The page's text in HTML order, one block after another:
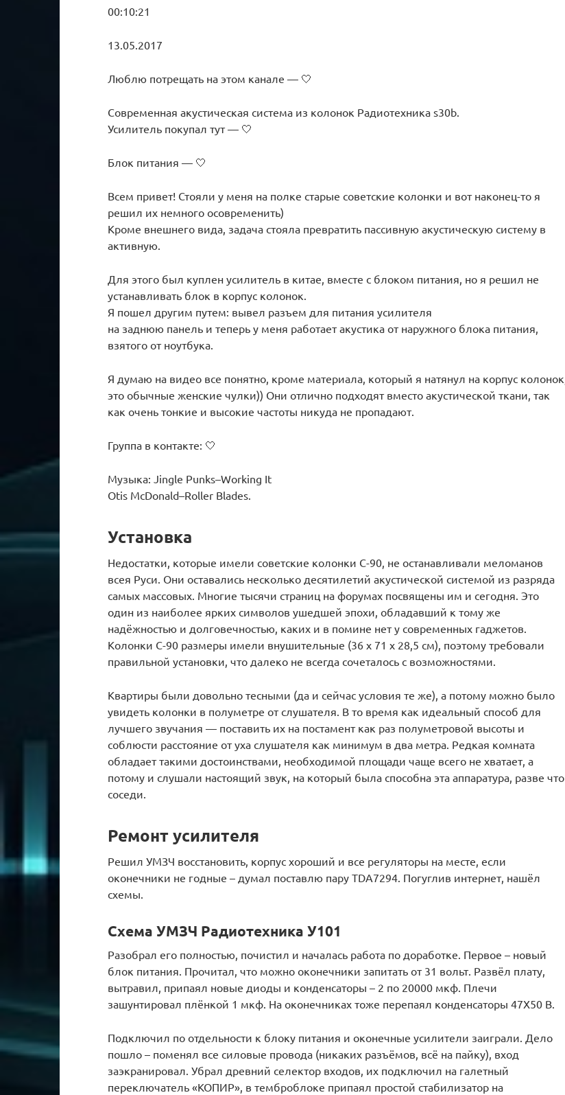
00:10:21
13.05.2017
Люблю потрещать на этом канале — 🤍
Современная акустическая система из колонок Радиотехника s30b.
Усилитель покупал тут — 🤍
Блок питания — 🤍
Всем привет! Стояли у меня на полке старые советские колонки и вот наконец-то я
решил их немного осовременить)
Кроме внешнего вида, задача стояла превратить пассивную акустическую систему в
активную.
Для этого был куплен усилитель в китае, вместе с блоком питания, но я решил не
устанавливать блок в корпус колонок.
Я пошел другим путем: вывел разъем для питания усилителя
на заднюю панель и теперь у меня работает акустика от наружного блока питания,
взятого от ноутбука.
Я думаю на видео все понятно, кроме материала, который я натянул на корпус колонок,
это обычные женские чулки)) Они отлично подходят вместо акустической ткани, так
как очень тонкие и высокие частоты никуда не пропадают.
Группа в контакте: 🤍
Музыка: Jingle Punks–Working It
Otis McDonald–Roller Blades.
Установка
Недостатки, которые имели советские колонки С-90, не останавливали меломанов
всея Руси. Они оставались несколько десятилетий акустической системой из разряда
самых массовых. Многие тысячи страниц на форумах посвящены им и сегодня. Это
один из наиболее ярких символов ушедшей эпохи, обладавший к тому же
надёжностью и долговечностью, каких и в помине нет у современных гаджетов.
Колонки С-90 размеры имели внушительные (36 х 71 х 28,5 см), поэтому требовали
правильной установки, что далеко не всегда сочеталось с возможностями.
Квартиры были довольно тесными (да и сейчас условия те же), а потому можно было
увидеть колонки в полуметре от слушателя. В то время как идеальный способ для
лучшего звучания — поставить их на постамент как раз полуметровой высоты и
соблюсти расстояние от уха слушателя как минимум в два метра. Редкая комната
обладает такими достоинствами, необходимой площади чаще всего не хватает, а
потому и слушали настоящий звук, на который была способна эта аппаратура, разве что
соседи.
Ремонт усилителя
Решил УМЗЧ восстановить, корпус хороший и все регуляторы на месте, если
оконечники не годные – думал поставлю пару TDA7294. Погуглив интернет, нашёл
схемы.
Схема УМЗЧ Радиотехника У101
Разобрал его полностью, почистил и началась работа по доработке. Первое – новый
блок питания. Прочитал, что можно оконечники запитать от 31 вольт. Развёл плату,
вытравил, припаял новые диоды и конденсаторы – 2 по 20000 мкф. Плечи
зашунтировал плёнкой 1 мкф. На оконечниках тоже перепаял конденсаторы 47Х50 В.
Подключил по отдельности к блоку питания и оконечные усилители заиграли. Дело
пошло – поменял все силовые провода (никаких разъёмов, всё на пайку), вход
заэкранировал. Убрал древний селектор входов, их подключил на галетный
переключатель «КОПИР», в темброблоке припаял простой стабилизатор на